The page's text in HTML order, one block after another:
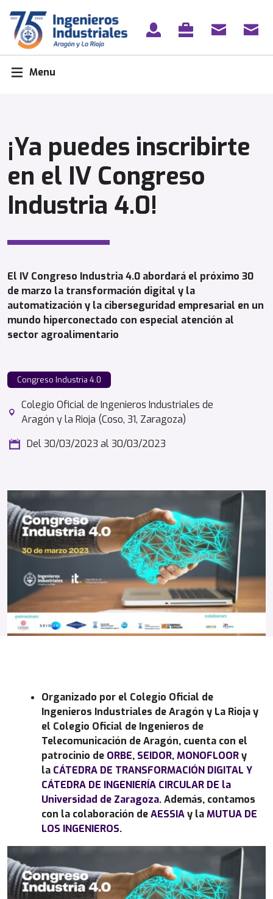
content
Menu
¡Ya puedes inscribirte
en el IV Congreso
Industria 4.0!
El IV Congreso Industria 4.0 abordará el próximo 30
de marzo la transformación digital y la
automatización y la ciberseguridad empresarial en un
mundo hiperconectado con especial atención al
sector agroalimentario
Congreso Industria 4.0
Colegio Oficial de Ingenieros Industriales de
Aragón y la Rioja (Coso, 31, Zaragoza)
Del 30/03/2023 al 30/03/2023
Organizado por el Colegio Oficial de
Ingenieros Industriales de Aragón y La Rioja y
el Colegio Oficial de Ingenieros de
Telecomunicación de Aragón, cuenta con el
patrocinio de ORBE, SEIDOR,MONOFLOORy
la CÁTEDRA DE TRANSFORMACIÓN DIGITAL Y
CÁTEDRA DE INGENIERÍA CIRCULAR DE la
Universidad de Zaragoza. Además, contamos
con la colaboración deAESSIAy laMUTUA DE
LOS INGENIEROS.